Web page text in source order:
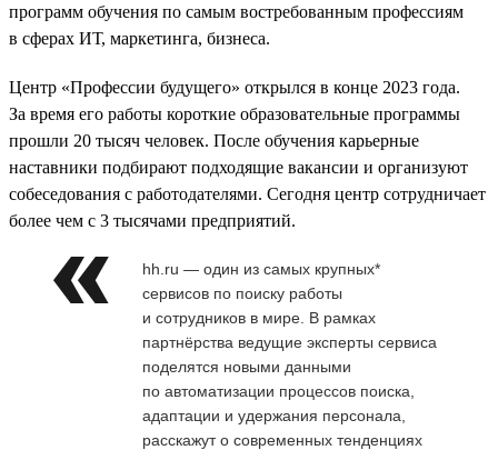
программ обучения по самым востребованным профессиям
в сферах ИТ, маркетинга, бизнеса.
Центр «Профессии будущего» открылся в конце 2023 года.
За время его работы короткие образовательные программы
прошли 20 тысяч человек. После обучения карьерные
наставники подбирают подходящие вакансии и организуют
собеседования с работодателями. Сегодня центр сотрудничает
более чем с 3 тысячами предприятий.
hh.ru — один из самых крупных*
сервисов по поиску работы
и сотрудников в мире. В рамках
партнёрства ведущие эксперты сервиса
поделятся новыми данными
по автоматизации процессов поиска,
адаптации и удержания персонала,
расскажут о современных тенденциях